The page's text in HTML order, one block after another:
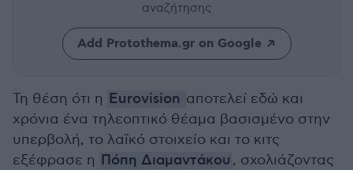
αναζήτησης
Add Protothema.gr on Google
Τη θέση ότι η Eurovision αποτελεί εδώ και
χρόνια ένα τηλεοπτικό θέαμα βασισμένο στην
υπερβολή, το λαϊκό στοιχείο και το κιτς
εξέφρασε η Πόπη Διαμαντάκου , σχολιάζοντας